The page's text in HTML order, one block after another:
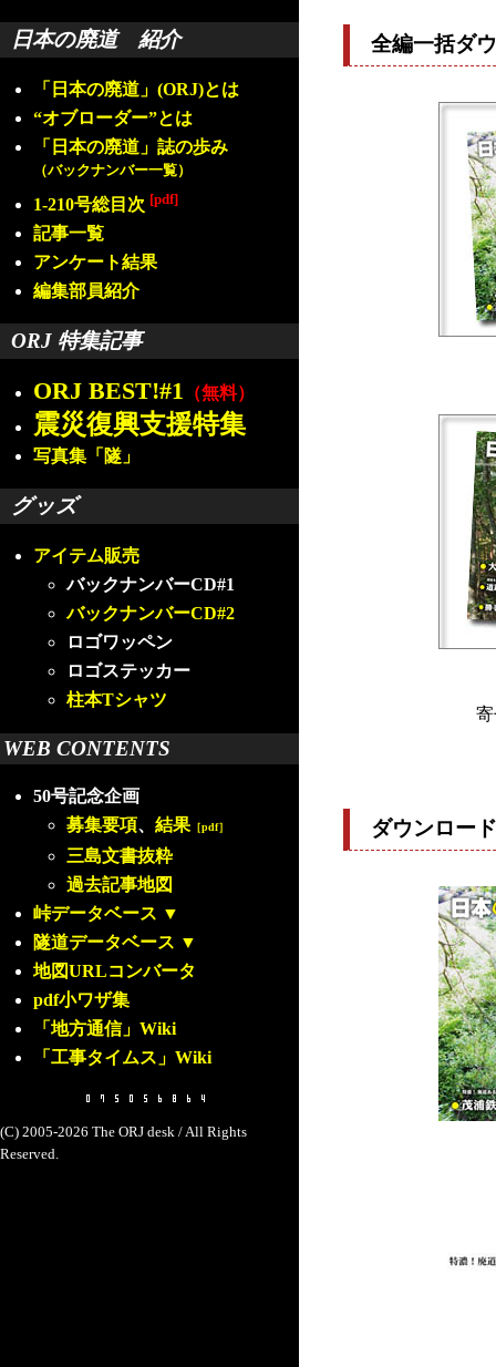
日本の廃道 紹介
「日本の廃道」(ORJ)とは
“オブローダー”とは
「日本の廃道」誌の歩み
（バックナンバー一覧）
1-210号総目次 [pdf]
記事一覧
アンケート結果
編集部員紹介
ORJ 特集記事
ORJ BEST!#1 （無料）
震災復興支援特集
写真集「隧」
グッズ
アイテム販売
バックナンバーCD#1
バックナンバーCD#2
ロゴワッペン
ロゴステッカー
柱本Tシャツ
WEB CONTENTS
50号記念企画
募集要項、 結果 ［pdf］
三島文書抜粋
過去記事地図
峠データベース ▼
隧道データベース ▼
地図URLコンバータ
pdf小ワザ集
「地方通信」Wiki
「工事タイムス」Wiki
(C) 2005-2026 The ORJ desk / All Rights
Reserved.
全編一括ダ
ダウンロー